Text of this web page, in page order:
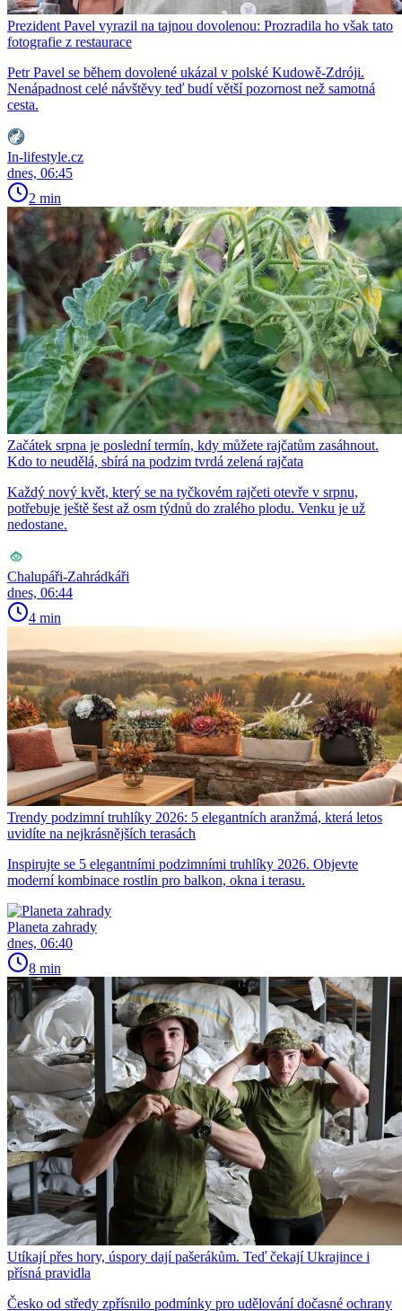
Prezident Pavel vyrazil na tajnou dovolenou: Prozradila ho však tato
fotografie z restaurace
Petr Pavel se během dovolené ukázal v polské Kudowě-Zdróji.
Nenápadnost celé návštěvy teď budí větší pozornost než samotná
cesta.
In-lifestyle.cz
dnes, 06:45
2 min
Začátek srpna je poslední termín, kdy můžete rajčatům zasáhnout.
Kdo to neudělá, sbírá na podzim tvrdá zelená rajčata
Každý nový květ, který se na tyčkovém rajčeti otevře v srpnu,
potřebuje ještě šest až osm týdnů do zralého plodu. Venku je už
nedostane.
Chalupáři-Zahrádkáři
dnes, 06:44
4 min
Trendy podzimní truhlíky 2026: 5 elegantních aranžmá, která letos
uvidíte na nejkrásnějších terasách
Inspirujte se 5 elegantními podzimními truhlíky 2026. Objevte
moderní kombinace rostlin pro balkon, okna i terasu.
Planeta zahrady
dnes, 06:40
8 min
Utíkají přes hory, úspory dají pašerákům. Teď čekají Ukrajince i
přísná pravidla
Česko od středy zpřísnilo podmínky pro udělování dočasné ochrany